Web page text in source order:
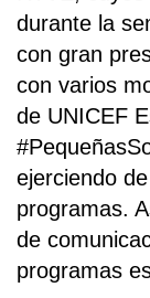
durante la
con gran
con varios
de UNICEF
ejerciendo
programas.
de
programas